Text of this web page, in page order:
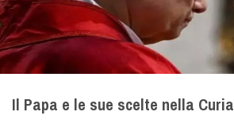
Il Papa e le sue scelte nella Curia